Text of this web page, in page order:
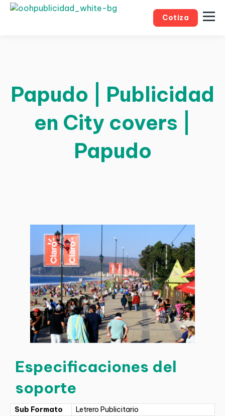
Cotiza
Papudo | Publicidad
en City covers |
Papudo
Especificaciones del
soporte
Sub Formato
Letrero Publicitario